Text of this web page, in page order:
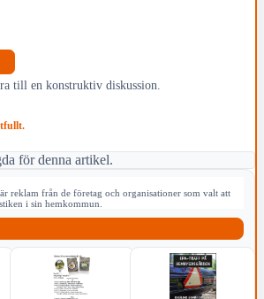
till en konstruktiv diskussion.
för denna artikel.
reklam från de företag och organisationer som valt att
i sin hemkommun.